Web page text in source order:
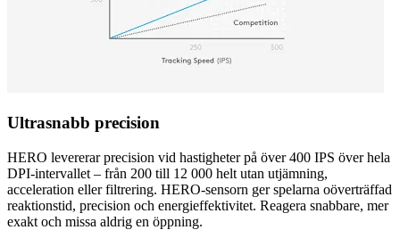
Ultrasnabb precision
HERO levererar precision vid hastigheter på över 400 IPS över hela
DPI-intervallet – från 200 till 12 000 helt utan utjämning,
acceleration eller filtrering. HERO-sensorn ger spelarna oöverträffad
reaktionstid, precision och energieffektivitet. Reagera snabbare, mer
exakt och missa aldrig en öppning.